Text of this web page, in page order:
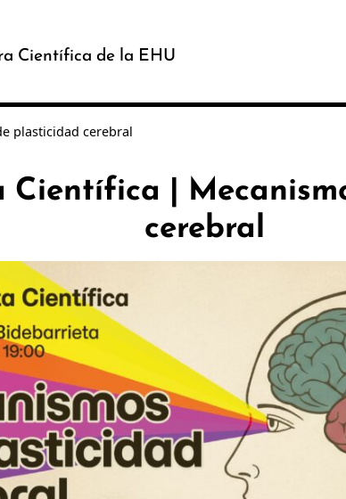
Científica de la EHU
plasticidad cerebral
Científica |
cerebral